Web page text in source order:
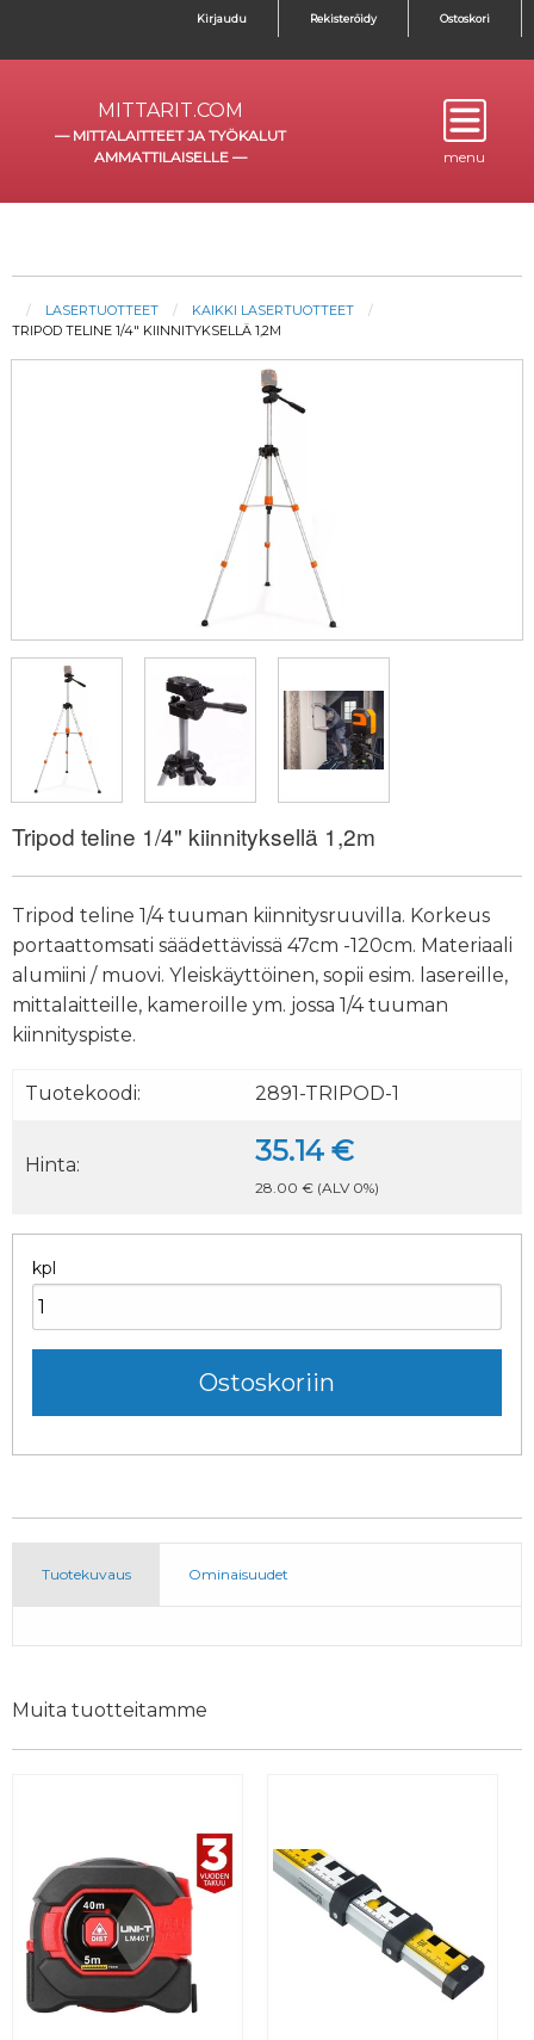
Kirjaudu Rekisteröidy Ostoskori
MITTARIT.COM
— MITTALAITTEET JA TYÖKALUT
AMMATTILAISELLE — menu
LASERTUOTTEET
KAIKKI LASERTUOTTEET
TRIPOD TELINE 1/4" KIINNITYKSELLÄ 1,2M
Tripod teline 1/4" kiinnityksellä 1,2m
Tripod teline 1/4 tuuman kiinnitysruuvilla. Korkeus
portaattomsati säädettävissä 47cm -120cm. Materiaali
alumiini / muovi. Yleiskäyttöinen, sopii esim. lasereille,
mittalaitteille, kameroille ym. jossa 1/4 tuuman
kiinnityspiste.
Tuotekoodi: 2891-TRIPOD-1
Hinta: 35.14 €
28.00 € (ALV 0%)
kpl
Tuotekuvaus Ominaisuudet
Muita tuotteitamme